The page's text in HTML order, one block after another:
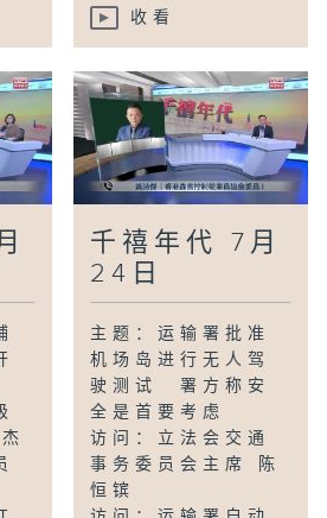
收看
千禧年代 7月
24日
主题：运输署批准
机场岛进行无人驾
驶测试 署方称安
全是首要考虑
访问：立法会交通
事务委员会主席 陈
恒镔